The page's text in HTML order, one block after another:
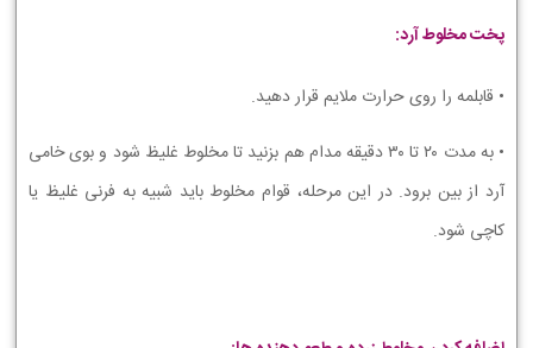
پخت مخلوط آرد:
• قابلمه را روی حرارت ملایم قرار دهید.
• به مدت ۲۰ تا ۳۰ دقیقه مدام هم بزنید تا مخلوط غلیظ شود و بوی خامی
آرد از بین برود. در این مرحله، قوام مخلوط باید شبیه به فرنی غلیظ یا
کاچی شود.